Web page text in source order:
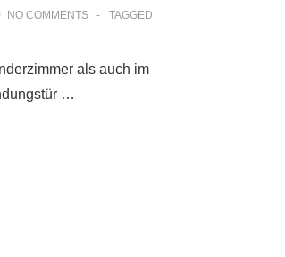
NO COMMENTS
TAGGED
als auch im
…